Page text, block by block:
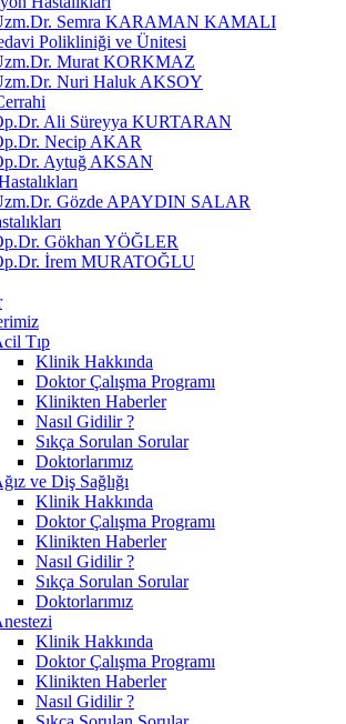
Semra KARAMAN KAMALI
Polikliniği ve Ünitesi
Murat KORKMAZ
Nuri Haluk AKSOY
Ali Süreyya KURTARAN
Necip AKAR
Aytuğ AKSAN
Gözde APAYDIN SALAR
Gökhan YÖĞLER
İrem MURATOĞLU
Tıp
Klinik Hakkında
Doktor Çalışma Programı
Klinikten Haberler
Nasıl Gidilir ?
Sıkça Sorulan Sorular
Doktorlarımız
ve Diş Sağlığı
Klinik Hakkında
Doktor Çalışma Programı
Klinikten Haberler
Nasıl Gidilir ?
Sıkça Sorulan Sorular
Doktorlarımız
Klinik Hakkında
Doktor Çalışma Programı
Klinikten Haberler
Nasıl Gidilir ?